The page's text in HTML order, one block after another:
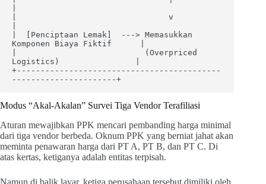
|                                v
|  [Penciptaan Lemak]  ---> Memasukkan
Komponen Biaya Fiktif      |
|                           (Overpriced
Logistics)                |
+-------------------------------------------
Modus “Akal-Akalan” Survei Tiga Vendor Terafiliasi
Aturan mewajibkan PPK mencari pembanding harga minimal
dari tiga vendor berbeda. Oknum PPK yang berniat jahat akan
meminta penawaran harga dari PT A, PT B, dan PT C. Di
atas kertas, ketiganya adalah entitas terpisah.
Namun di balik layar, ketiga perusahaan tersebut dimiliki oleh